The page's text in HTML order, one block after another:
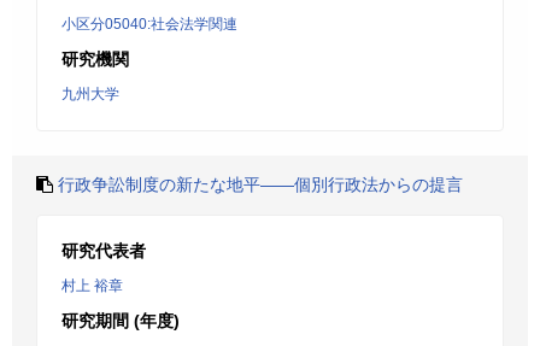
小区分05040:社会法学関連
研究機関
九州大学
行政争訟制度の新たな地平――個別行政法からの提言
研究代表者
村上 裕章
研究期間 (年度)